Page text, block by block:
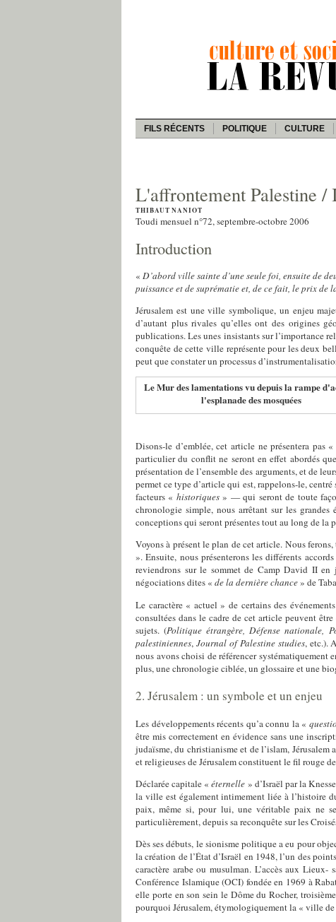
FILS RÉCENTS POLITIQUE CULTURE
L'affrontement Palestine /
THIBAUT NANIOT
Toudi mensuel n°72, septembre-octobre 2006
Introduction
« D’abord ville sainte d’une seule foi, ensuite de
puissance et de suprématie et, de ce fait, le prix de
Jérusalem est une ville symbolique, un enjeu
d’autant plus rivales qu’elles ont des origines
publications. Les unes insistants sur l’importance
conquête de cette ville représente pour les deux
peut que constater un processus
Le Mur des lamentations vu depuis la rampe
l'esplanade des mosquées
Disons-le d’emblée, cet article ne présentera pas
particulier du conflit ne seront en effet abordés
présentation de l’ensemble des arguments, et de
permet ce type d’article qui est, rappelons-le,
facteurs « historiques» — qui seront de toute
chronologie simple, nous arrêtant sur les
conceptions qui seront présentes tout au long de la
Voyons à présent le plan de cet article. Nous
». Ensuite, nous présenterons les différents
reviendrons sur le sommet de Camp David II
négociations dites « de la dernière chance» de
Le caractère « actuel » de certains des
consultées dans le cadre de cet article peuvent
sujets. (Politique étrangère, Défense nationale,
palestiniennes, Journal of Palestine studies, etc.).
nous avons choisi de référencer systématiquement
plus, une chronologie ciblée, un glossaire et une
2. Jérusalem : un symbole et un enjeu
Les développements récents qu’a connu la «
être mis correctement en évidence sans une
judaïsme, du christianisme et de l’islam,
et religieuses de Jérusalem constituent le fil rouge
Déclarée capitale «éternelle » d’Israël par la
la ville est également intimement liée à l’histoire
paix, même si, pour lui, une véritable paix ne
particulièrement, depuis sa reconquête sur les
Dès ses débuts, le sionisme politique a eu pour
la création de l’État d’Israël en 1948, l’un des
caractère arabe ou musulman. L’accès aux
Conférence Islamique (OCI) fondée en 1969 à
elle porte en son sein le Dôme du Rocher,
pourquoi Jérusalem, étymologiquement la « ville